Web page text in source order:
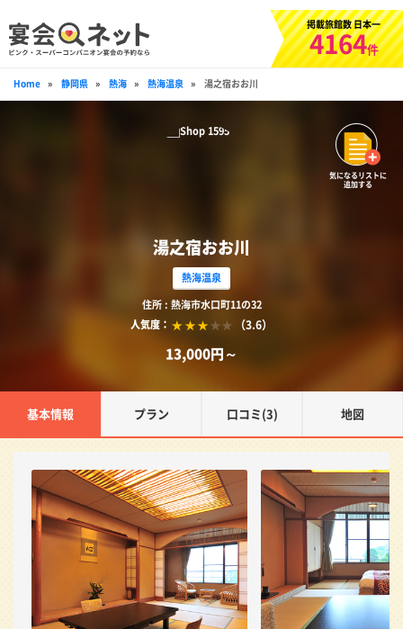
掲載旅館数 日本一
4164件
Home » 静岡県 » 熱海 » 熱海温泉 » 湯之宿おお川
湯之宿おお川
熱海温泉
住所 : 熱海市水口町11の32
人気度：
（3.6）
13,000円～
気になるリストに
追加する
基本情報 プラン 口コミ(3) 地図